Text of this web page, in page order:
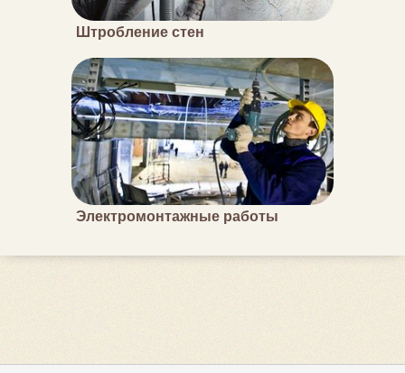
Штробление стен
Электромонтажные работы